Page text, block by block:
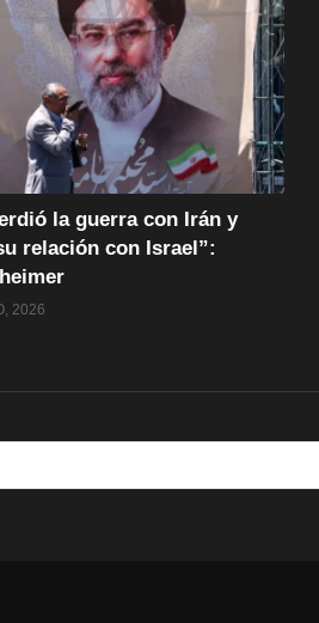
la guerra con Irán y
relación con Israel”:
2026